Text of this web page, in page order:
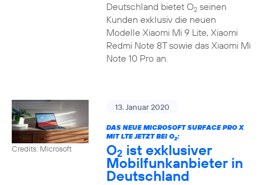
Deutschland bietet O2seinen
Kunden exklusiv die neuen
Modelle Xiaomi Mi 9 Lite, Xiaomi
Redmi Note 8T sowie das Xiaomi Mi
Note 10 Pro an.
Credits: Microsoft
13. Januar 2020
DAS NEUE MICROSOFT SURFACE PRO X
MIT LTE JETZT BEI O2:
O2 ist exklusiver
Mobilfunkanbieter in
Deutschland